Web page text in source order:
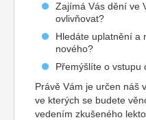
Zajímá Vás dění ve
ovlivňovat?
Hledáte uplatnění a
nového?
Přemýšlíte o vstupu
Právě Vám je určen náš
ve kterých se budete
vedením zkušeného